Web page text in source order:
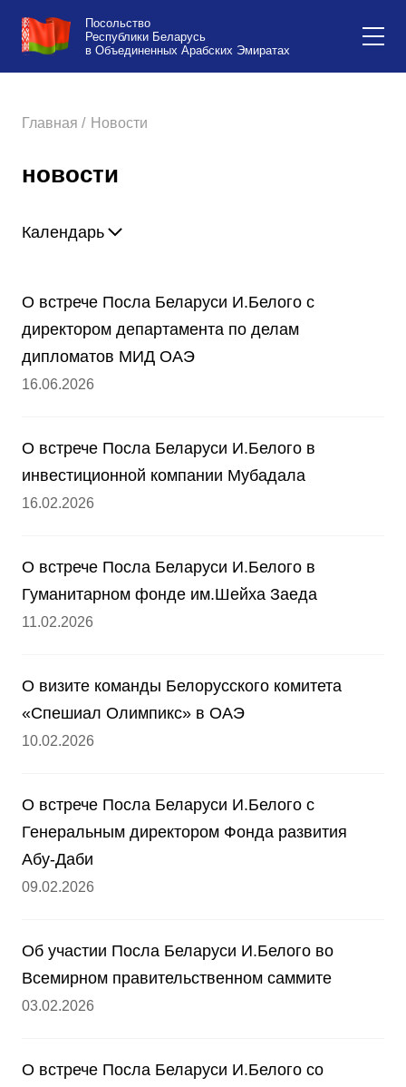
Посольство
Республики Беларусь
в Объединенных Арабских Эмиратах
Главная / Новости
новости
Календарь
О встрече Посла Беларуси И.Белого с
директором департамента по делам
дипломатов МИД ОАЭ
16.06.2026
О встрече Посла Беларуси И.Белого в
инвестиционной компании Мубадала
16.02.2026
О встрече Посла Беларуси И.Белого в
Гуманитарном фонде им.Шейха Заеда
11.02.2026
О визите команды Белорусского комитета
«Спешиал Олимпикс» в ОАЭ
10.02.2026
О встрече Посла Беларуси И.Белого с
Генеральным директором Фонда развития
Абу-Даби
09.02.2026
Об участии Посла Беларуси И.Белого во
Всемирном правительственном саммите
03.02.2026
О встрече Посла Беларуси И.Белого со